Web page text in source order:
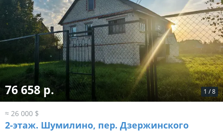
1 /8
76 658 р.
≈ 26 000 $
2-этаж. Шумилино, пер. Дзержинского